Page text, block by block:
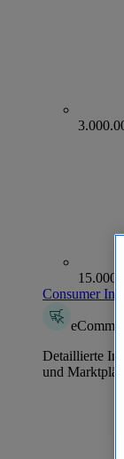
Consumer
Detaillierte
und